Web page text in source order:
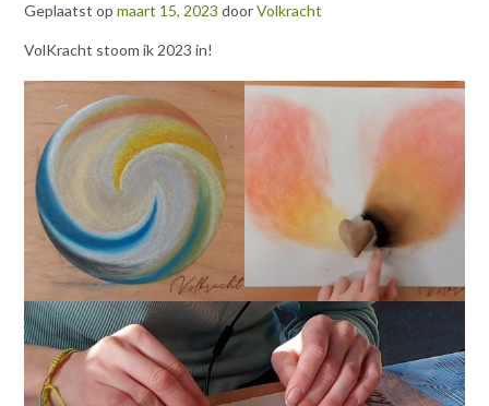
Geplaatst op maart 15, 2023 doorVolkracht
VolKracht stoom ik 2023 in!